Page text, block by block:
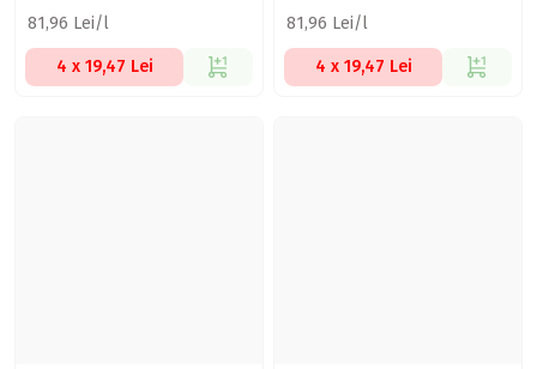
81,96 Lei/l
4 x 19,47 Lei
81,96 Lei/l
4 x 19,47 Lei